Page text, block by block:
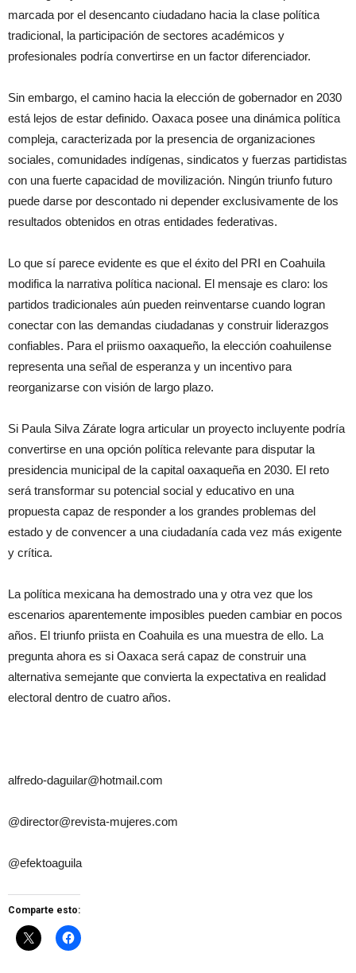
marcada por el desencanto ciudadano hacia la clase política
tradicional, la participación de sectores académicos y
profesionales podría convertirse en un factor diferenciador.
Sin embargo, el camino hacia la elección de gobernador en 2030
está lejos de estar definido. Oaxaca posee una dinámica política
compleja, caracterizada por la presencia de organizaciones
sociales, comunidades indígenas, sindicatos y fuerzas partidistas
con una fuerte capacidad de movilización. Ningún triunfo futuro
puede darse por descontado ni depender exclusivamente de los
resultados obtenidos en otras entidades federativas.
Lo que sí parece evidente es que el éxito del PRI en Coahuila
modifica la narrativa política nacional. El mensaje es claro: los
partidos tradicionales aún pueden reinventarse cuando logran
conectar con las demandas ciudadanas y construir liderazgos
confiables. Para el priismo oaxaqueño, la elección coahuilense
representa una señal de esperanza y un incentivo para
reorganizarse con visión de largo plazo.
Si Paula Silva Zárate logra articular un proyecto incluyente podría
convertirse en una opción política relevante para disputar la
presidencia municipal de la capital oaxaqueña en 2030. El reto
será transformar su potencial social y educativo en una
propuesta capaz de responder a los grandes problemas del
estado y de convencer a una ciudadanía cada vez más exigente
y crítica.
La política mexicana ha demostrado una y otra vez que los
escenarios aparentemente imposibles pueden cambiar en pocos
años. El triunfo priista en Coahuila es una muestra de ello. La
pregunta ahora es si Oaxaca será capaz de construir una
alternativa semejante que convierta la expectativa en realidad
electoral dentro de cuatro años.
alfredo-daguilar@hotmail.com
@director@revista-mujeres.com
@efektoaguila
Comparte esto: